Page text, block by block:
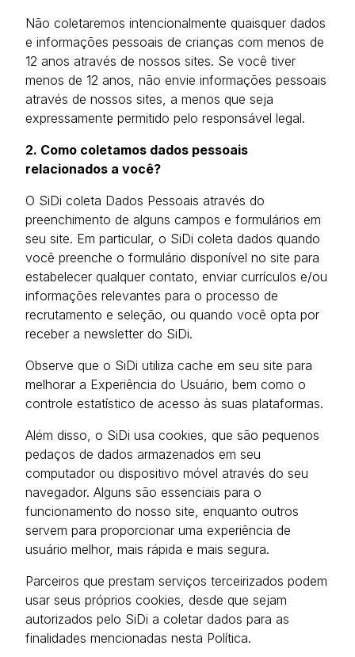
Não coletaremos intencionalmente quaisquer dados
e informações pessoais de crianças com menos de
12 anos através de nossos sites. Se você tiver
menos de 12 anos, não envie informações pessoais
através de nossos sites, a menos que seja
expressamente permitido pelo responsável legal.
2. Como coletamos dados pessoais
relacionados a você?
O SiDi coleta Dados Pessoais através do
preenchimento de alguns campos e formulários em
seu site. Em particular, o SiDi coleta dados quando
você preenche o formulário disponível no site para
estabelecer qualquer contato, enviar currículos e/ou
informações relevantes para o processo de
recrutamento e seleção, ou quando você opta por
receber a newsletter do SiDi.
Observe que o SiDi utiliza cache em seu site para
melhorar a Experiência do Usuário, bem como o
controle estatístico de acesso às suas plataformas.
Além disso, o SiDi usa cookies, que são pequenos
pedaços de dados armazenados em seu
computador ou dispositivo móvel através do seu
navegador. Alguns são essenciais para o
funcionamento do nosso site, enquanto outros
servem para proporcionar uma experiência de
usuário melhor, mais rápida e mais segura.
Parceiros que prestam serviços terceirizados podem
usar seus próprios cookies, desde que sejam
autorizados pelo SiDi a coletar dados para as
finalidades mencionadas nesta Política.